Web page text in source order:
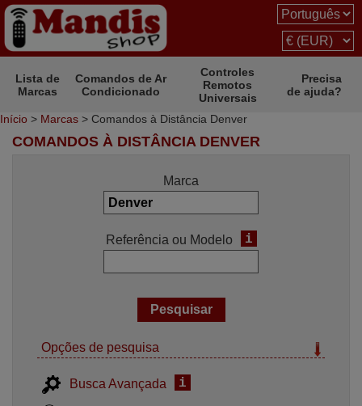
Lista de
Marcas
Comandos de Ar
Condicionado
Controles
Remotos
Universais
Precisa
de ajuda?
Início > Marcas > Comandos à Distância Denver
COMANDOS À DISTÂNCIA DENVER
Marca
Referência ou Modelo i
Opções de pesquisa
Busca Avançada i